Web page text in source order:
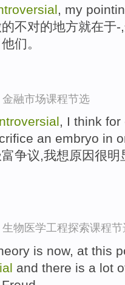
, my
不对的地方就在于
们。
融市场课程节选
, I think
an embryo in
争议,我想原因很
物医学工程探索课程节
is now, at this
and there is a lot